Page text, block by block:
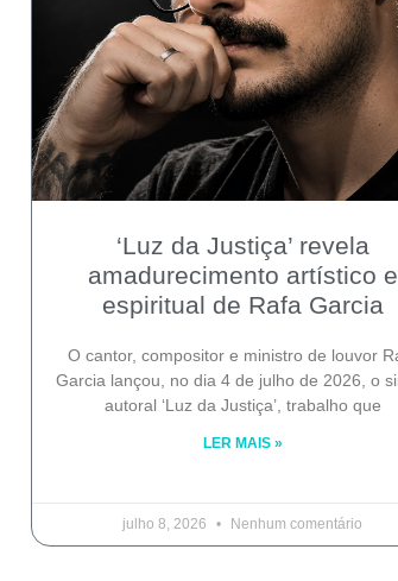
‘Luz da Justiça’ revela
amadurecimento artístico e
espiritual de Rafa Garcia
O cantor, compositor e ministro de louvor
Garcia lançou, no dia 4 de julho de 2026, o
autoral ‘Luz da Justiça’, trabalho que
LER MAIS »
julho 8, 2026 Nenhum comentário